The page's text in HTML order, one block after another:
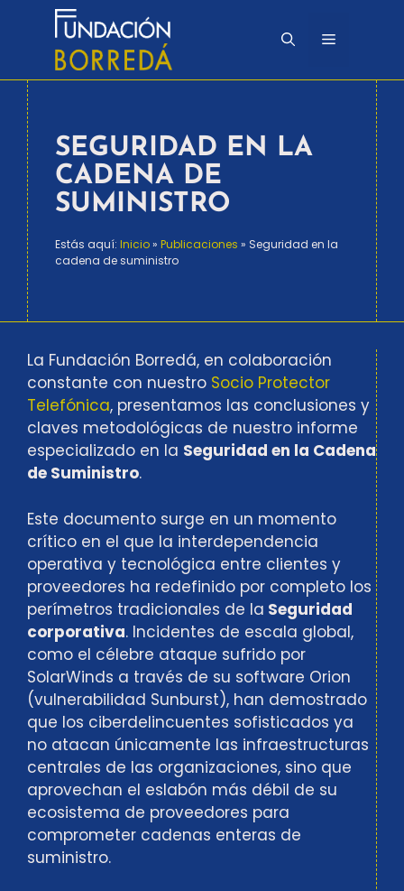
contenido
Menú
SEGURIDAD EN LA
CADENA DE
SUMINISTRO
Estás aquí: Inicio» Publicaciones » Seguridad en la
cadena de suministro
La Fundación Borredá, en colaboración
constante con nuestro Socio Protector
Telefónica, presentamos las conclusiones y
claves metodológicas de nuestro informe
especializado en la Seguridad en la Cadena
de Suministro.
Este documento surge en un momento
crítico en el que la interdependencia
operativa y tecnológica entre clientes y
proveedores ha redefinido por completo los
perímetros tradicionales de la Seguridad
corporativa. Incidentes de escala global,
como el célebre ataque sufrido por
SolarWinds a través de su software Orion
(vulnerabilidad Sunburst), han demostrado
que los ciberdelincuentes sofisticados ya
no atacan únicamente las infraestructuras
centrales de las organizaciones, sino que
aprovechan el eslabón más débil de su
ecosistema de proveedores para
comprometer cadenas enteras de
suministro.